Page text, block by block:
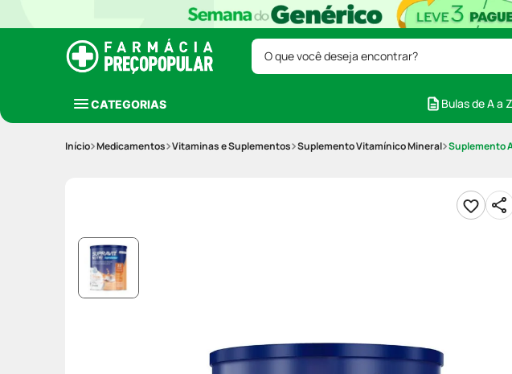
O que você deseja encontrar?
CATEGORIAS Bulas de A a Z
Medicamentos Vitaminas e Suplementos Suplemento Vitamínico Mineral Suplemento